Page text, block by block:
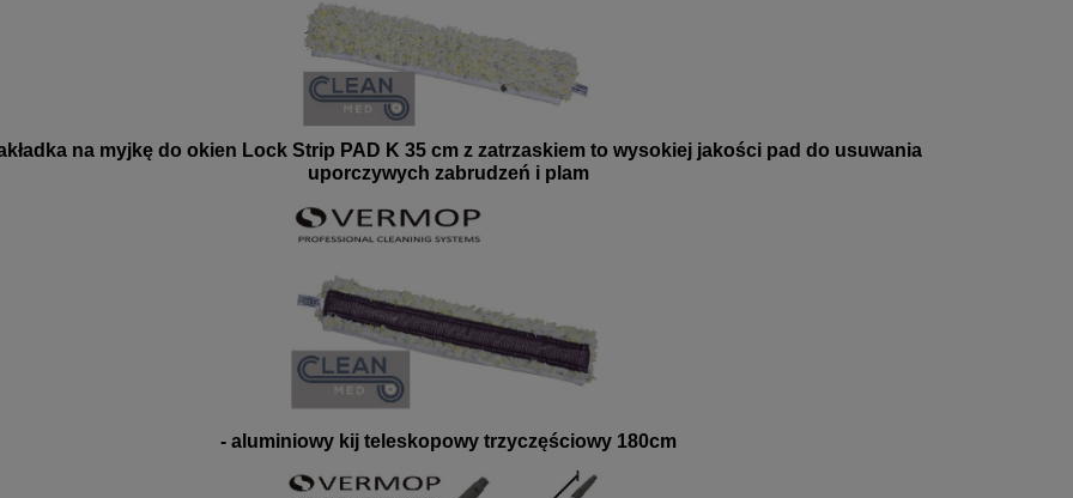
na myjkę do okien Lock Strip PAD K 35 cm z zatrzaskiem to wysokiej jakości pad do usuwania
uporczywych zabrudzeń i plam
- aluminiowy kij teleskopowy trzyczęściowy 180cm